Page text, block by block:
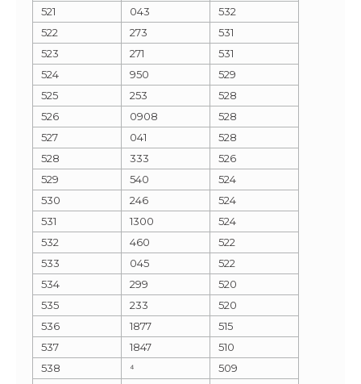
521
043
532
522
273
531
523
271
531
524
950
529
525
253
528
526
0908
528
527
041
528
528
333
526
529
540
524
530
246
524
531
1300
524
532
460
522
533
045
522
534
299
520
535
233
520
536
1877
515
537
1847
510
538
⁴
509